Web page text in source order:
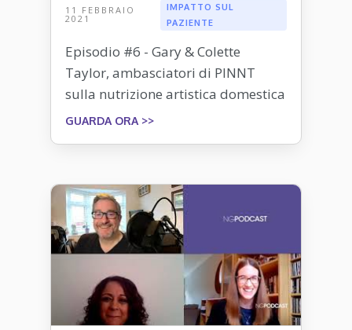
11 FEBBRAIO
2021
IMPATTO SUL
PAZIENTE
Episodio #6 - Gary & Colette
Taylor, ambasciatori di PINNT
sulla nutrizione artistica domestica
GUARDA ORA >>